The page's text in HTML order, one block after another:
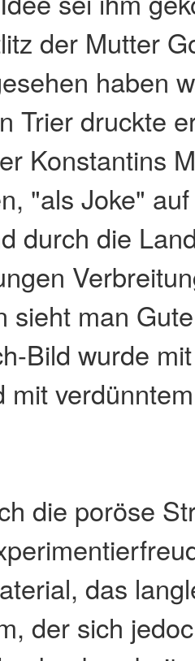
der Mutter
haben
Trier druckte
Konstantins
"als Joke"
durch die
sieht man
Bild wurde
mit
die poröse
das
der sich